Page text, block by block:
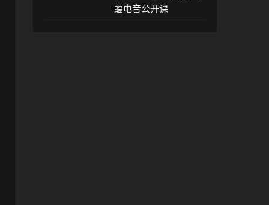
蝠电音公开课